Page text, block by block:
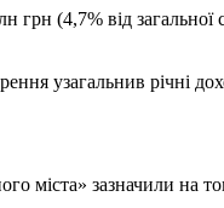
грн (4,7% від
узагальнив річні
міста» зазначили